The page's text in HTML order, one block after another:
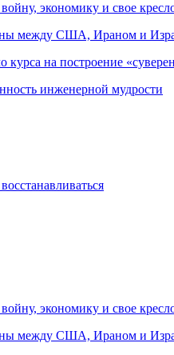
экономику и свое
между США, Ираном и
курса на построение
инженерной мудрости
экономику и свое
между США, Ираном и